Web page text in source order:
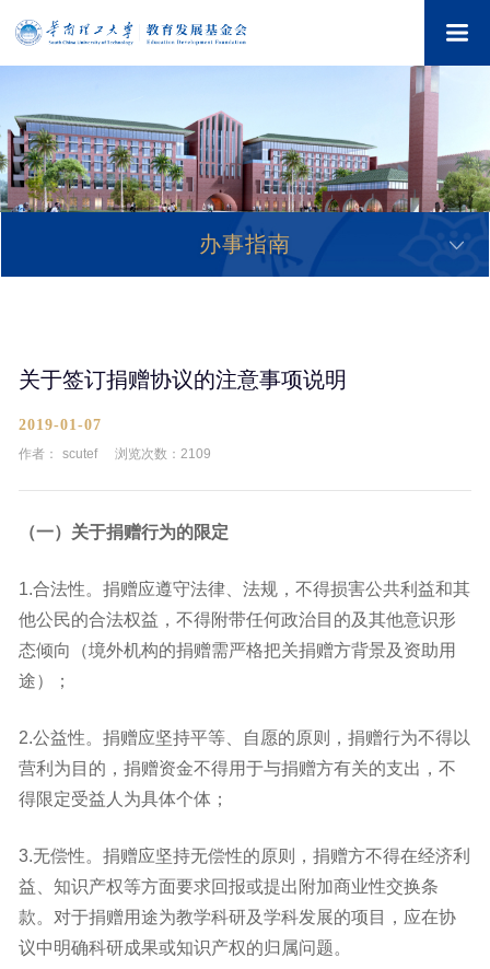
办事指南
关于签订捐赠协议的注意事项说明
2019-01-07
作者： scutef 浏览次数： 2109
（一）关于捐赠行为的限定
1.合法性。捐赠应遵守法律、法规，不得损害公共利益和其
他公民的合法权益， 不得附带任何政治目的及其他意识形
态倾向（境外机构的捐赠需严格把关捐赠方背景及资助用
途）；
2.公益性。捐赠应坚持平等、自愿的原则，捐赠行为不得以
营利为目的， 捐赠资金不得用于与捐赠方有关的支出，不
得限定受益人为具体个体；
3.无偿性。捐赠应坚持无偿性的原则， 捐赠方不得在经济利
益、知识产权等方面要求回报或提出附加商业性交换条
款。对于捐赠用途为教学科研及学科发展的项目，应在协
议中明确科研成果或知识产权的归属问题。